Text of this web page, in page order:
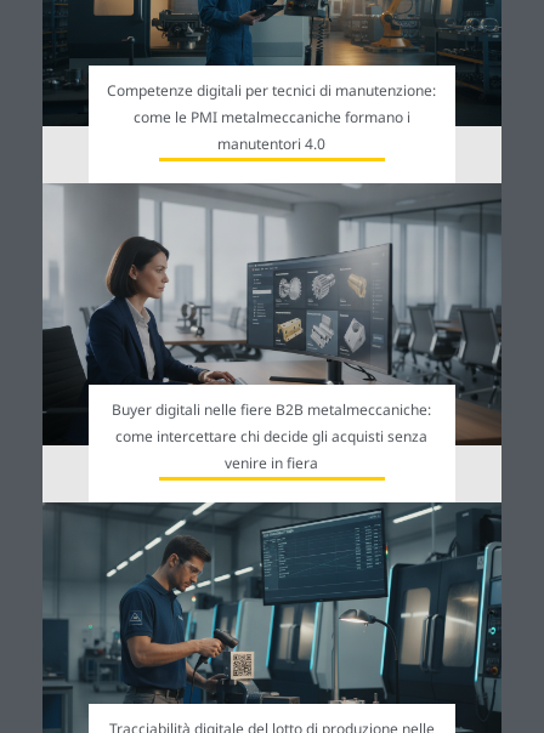
Competenze digitali per tecnici di manutenzione:
come le PMI metalmeccaniche formano i
manutentori 4.0
Buyer digitali nelle fiere B2B metalmeccaniche:
come intercettare chi decide gli acquisti senza
venire in fiera
Tracciabilità digitale del lotto di produzione nelle